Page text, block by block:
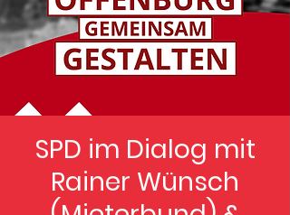
SPD im Dialog mit
Rainer Wünsch